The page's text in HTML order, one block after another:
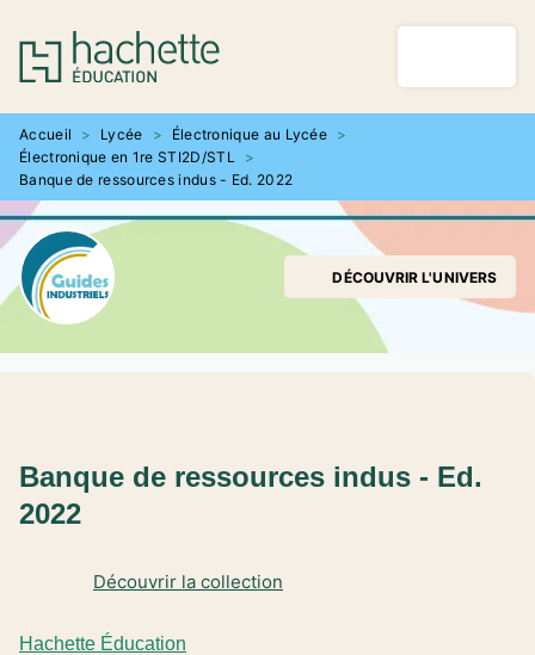
MENU RECHERCHE
PIED DE PAGE
Accueil > Lycée > Électronique au Lycée >
Électronique en 1re STI2D/STL
>
Banque de ressources indus - Ed. 2022
DÉCOUVRIR L'UNIVERS
Hachette Éducation
Découvrir la collection
Banque de ressources indus - Ed.
2022